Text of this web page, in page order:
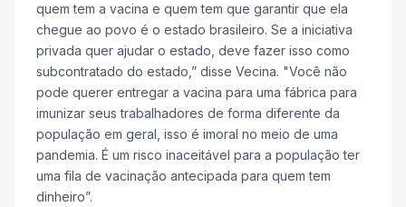
quem tem a vacina e quem tem que garantir que ela
chegue ao povo é o estado brasileiro. Se a iniciativa
privada quer ajudar o estado, deve fazer isso como
subcontratado do estado,” disse Vecina. "Você não
pode querer entregar a vacina para uma fábrica para
imunizar seus trabalhadores de forma diferente da
população em geral, isso é imoral no meio de uma
pandemia. É um risco inaceitável para a população ter
uma fila de vacinação antecipada para quem tem
dinheiro”.